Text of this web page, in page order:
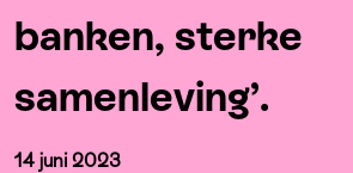
banken, sterke
samenleving’.
14 juni 2023